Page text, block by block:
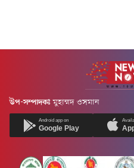
উপ-সম্পাদকঃ মুহাম্মদ ওসমান
Android app on
Google Play